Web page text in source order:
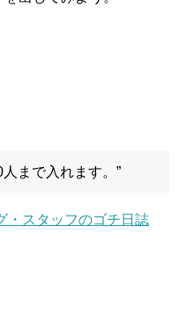
まで入れます。”
・スタッフのゴチ日誌